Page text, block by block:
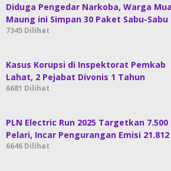
Diduga Pengedar Narkoba, Warga
Maung ini Simpan 30 Paket Sabu-Sabu
7345 Dilihat
Kasus Korupsi di Inspektorat Pemkab
Lahat, 2 Pejabat Divonis 1 Tahun
6681 Dilihat
PLN Electric Run 2025 Targetkan 7.500
Pelari, Incar Pengurangan Emisi
6646 Dilihat